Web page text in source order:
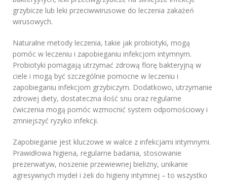
grzybicze lub leki przeciwwirusowe do leczenia zakażeń
wirusowych.
Naturalne metody leczenia, takie jak probiotyki, mogą
pomóc w leczeniu i zapobieganiu infekcjom intymnym.
Probiotyki pomagają utrzymać zdrową florę bakteryjną w
ciele i mogą być szczególnie pomocne w leczeniu i
zapobieganiu infekcjom grzybiczym. Dodatkowo, utrzymanie
zdrowej diety, dostateczna ilość snu oraz regularne
ćwiczenia mogą pomóc wzmocnić system odpornościowy i
zmniejszyć ryzyko infekcji.
Zapobieganie jest kluczowe w walce z infekcjami intymnymi.
Prawidłowa higiena, regularne badania, stosowanie
prezerwatyw, noszenie przewiewnej bielizny, unikanie
agresywnych mydeł i żeli do higieny intymnej – to wszystko